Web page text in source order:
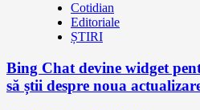
Cotidian
Editoriale
ȘTIRI
Bing Chat devine widget
să știi despre noua